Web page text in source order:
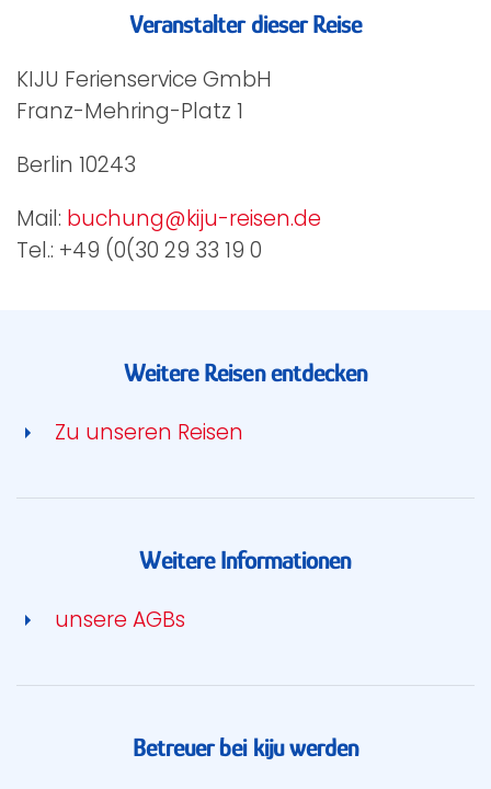
Veranstalter dieser Reise
KIJU Ferienservice GmbH
Franz-Mehring-Platz 1
Berlin 10243
Mail: buchung@kiju-reisen.de
Tel.: +49 (0(30 29 33 19 0
Weitere Reisen entdecken
Zu unseren Reisen
Weitere Informationen
unsere AGBs
Betreuer bei kiju werden